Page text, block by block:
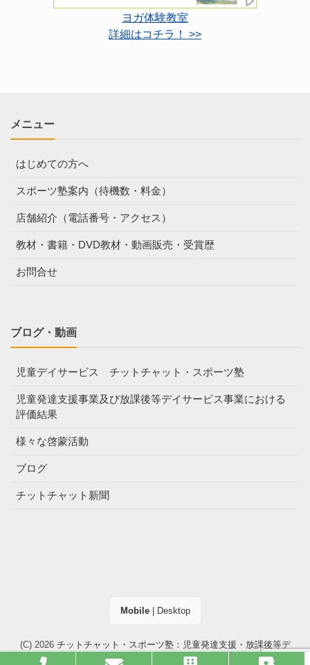
ヨガ体験教室
詳細はコチラ！ >>
メニュー
はじめての方へ
スポーツ塾案内（待機数・料金）
店舗紹介（電話番号・アクセス）
教材・書籍・DVD教材・動画販売・受賞歴
お問合せ
ブログ・動画
児童デイサービス チットチャット・スポーツ塾
児童発達支援事業及び放課後等デイサービス事業における
評価結果
様々な啓蒙活動
ブログ
チットチャット新聞
Mobile| Desktop
(C) 2026 チットチャット・スポーツ塾：児童発達支援・放課後等デ
イサービス（大阪市・高槻市）
. All right reserved.